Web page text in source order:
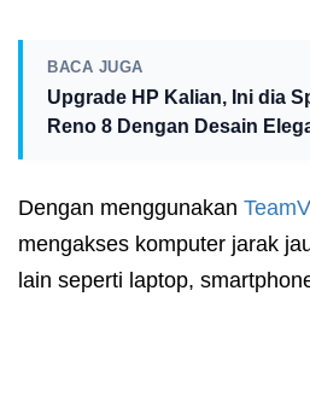
BACA JUGA
Upgrade HP Kalian, Ini dia
Reno 8 Dengan Desain
Dengan menggunakan
mengakses komputer jarak
lain seperti laptop,